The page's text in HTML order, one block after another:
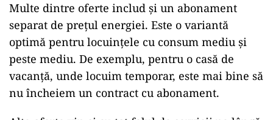
Multe dintre oferte includ și un abonament
separat de prețul energiei. Este o variantă
optimă pentru locuințele cu consum mediu și
peste mediu. De exemplu, pentru o casă de
vacanță, unde locuim temporar, este mai bine să
nu încheiem un contract cu abonament.